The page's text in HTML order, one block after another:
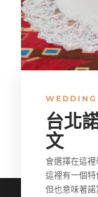
WEDDING
台北
文
會選擇在這裡
這裡有一個特
但也意味著